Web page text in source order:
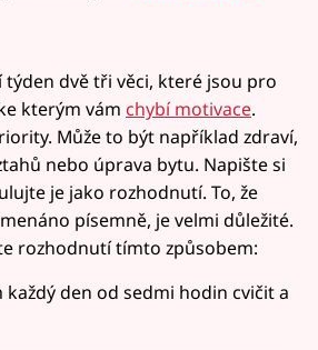
dvě tři věci, které jsou pro
kterým vám chybí motivace.
Může to být například zdraví,
nebo úprava bytu. Napište si
je jako rozhodnutí. To, že
písemně, je velmi důležité.
rozhodnutí tímto způsobem:
každý den od sedmi hodin cvičit a